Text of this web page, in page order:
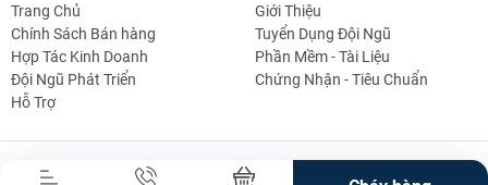
Định
Tải
Linh Kiện Siết -
Nối
Dụng Cụ Cầm
Tay
Máy Công Cụ
Công suất truyền: 32mW
Trở dao động 4.7M
Trang Chủ
Giới Thiệu
Chính Sách Bán hàng
Tuyển Dụng Đội Ngũ
Hợp Tác Kinh Doanh
Phần Mềm - Tài Liệu
Đội Ngũ Phát Triển
Chứng Nhận - Tiêu Chuẩn
Hỗ Trợ
Bản Quyền Thuộc Về Truong An Mechatronics.